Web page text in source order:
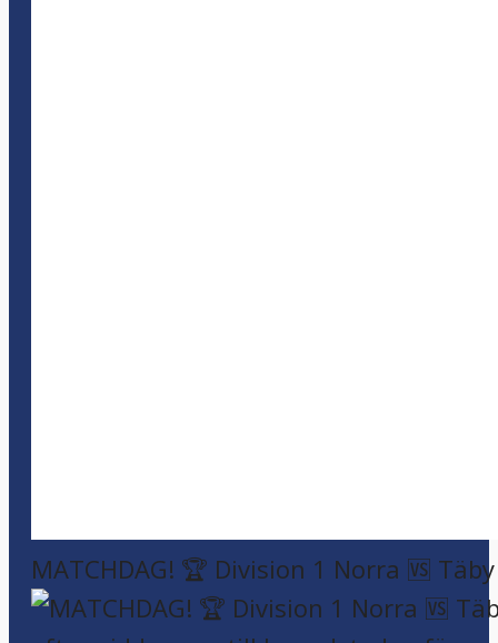
MATCHDAG! 🏆 Division 1 Norra 🆚